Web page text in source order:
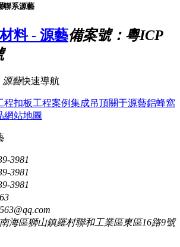
聯系源藝
備案號：粵ICP
快速導航
程扣板工程案例集成吊頂關于源藝鋁蜂窩
網站地圖
3981
3981
3981
海區獅山鎮羅村聯和工業區東區16路9號